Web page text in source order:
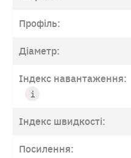
Профіль:
Діаметр:
Індекс навантаження:
Індекс швидкості:
Посилення: